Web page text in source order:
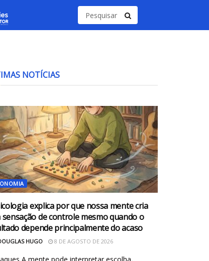
NOTÍCIAS
explica por que nossa mente cria
sensação de controle mesmo quando o
depende principalmente do acaso
HUGO 8 DE AGOSTO DE 2026
A mente pode interpretar escolha,